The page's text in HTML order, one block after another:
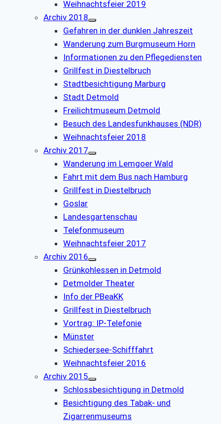
Weihnachtsfeier 2019
Archiv 2018
Gefahren in der dunklen Jahreszeit
Wanderung zum Burgmuseum Horn
Informationen zu den Pflegediensten
Grillfest in Diestelbruch
Stadtbesichtigung Marburg
Stadt Detmold
Freilichtmuseum Detmold
Besuch des Landesfunkhauses (NDR)
Weihnachtsfeier 2018
Archiv 2017
Wanderung im Lemgoer Wald
Fahrt mit dem Bus nach Hamburg
Grillfest in Diestelbruch
Goslar
Landesgartenschau
Telefonmuseum
Weihnachtsfeier 2017
Archiv 2016
Grünkohlessen in Detmold
Detmolder Theater
Info der PBeaKK
Grillfest in Diestelbruch
Vor­trag: IP-Te­le­fo­nie
Münster
Schiedersee-Schifffahrt
Weihnachtsfeier 2016
Archiv 2015
Schlossbesichtigung in Detmold
Besichtigung des Tabak- und
Zigarrenmuseums